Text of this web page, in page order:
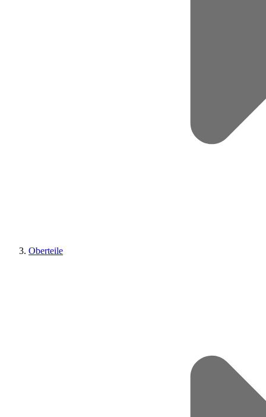
Oberteile